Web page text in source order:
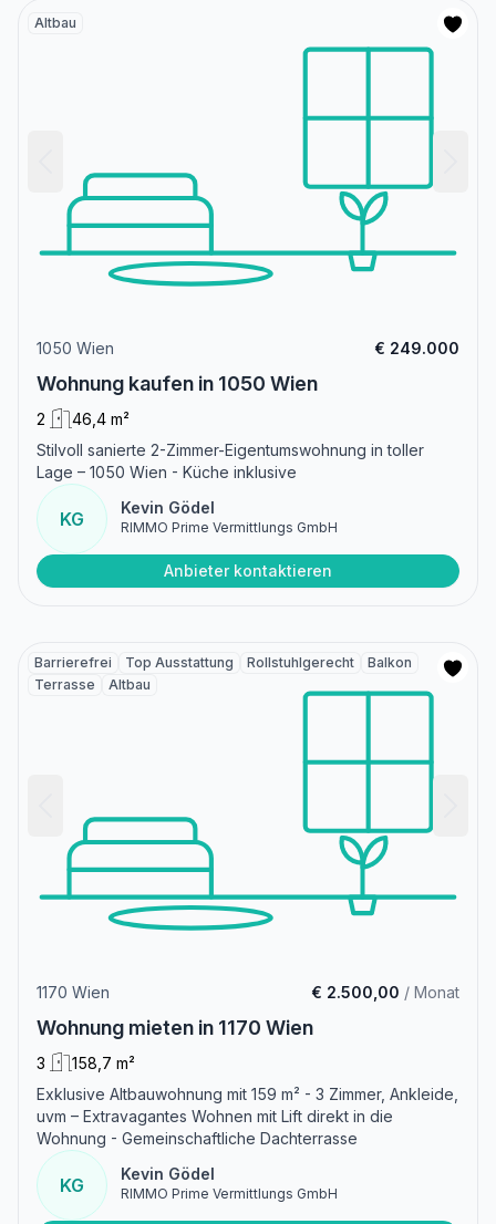
Altbau
1050 Wien € 249.000
Wohnung kaufen in 1050 Wien
2
46,4 m²
Stilvoll sanierte 2-Zimmer-Eigentumswohnung in toller
Lage – 1050 Wien - Küche inklusive
KG
Kevin Gödel
RIMMO Prime Vermittlungs GmbH
Anbieter kontaktieren
Barrierefrei Top Ausstattung Rollstuhlgerecht
Balkon
Terrasse
Altbau
1170 Wien € 2.500,00 / Monat
Wohnung mieten in 1170 Wien
3
158,7 m²
Exklusive Altbauwohnung mit 159 m² - 3 Zimmer, Ankleide,
uvm – Extravagantes Wohnen mit Lift direkt in die
Wohnung - Gemeinschaftliche Dachterrasse
KG
Kevin Gödel
RIMMO Prime Vermittlungs GmbH